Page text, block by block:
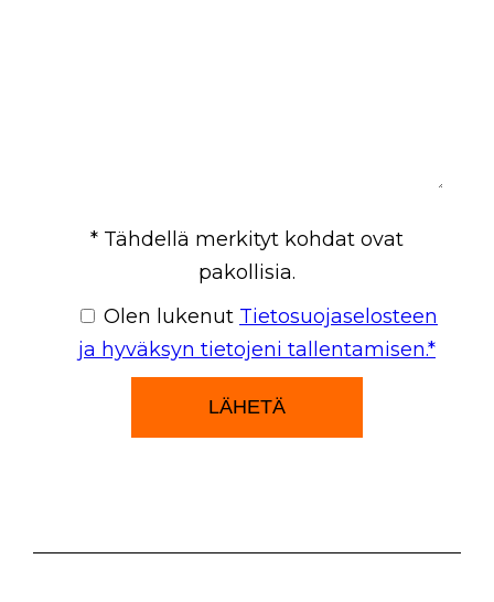
Please
field
empty.
* Tähdellä merkityt kohdat ovat
pakollisia.
Olen lukenut Tietosuojaselosteen
ja hyväksyn tietojeni tallentamisen.*